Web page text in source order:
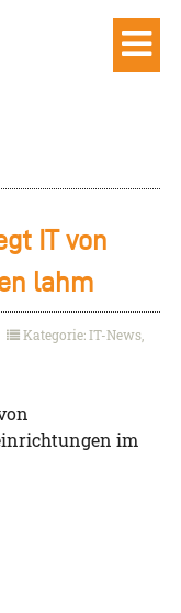
IT von
lahm
Kategorie: IT-News,
im